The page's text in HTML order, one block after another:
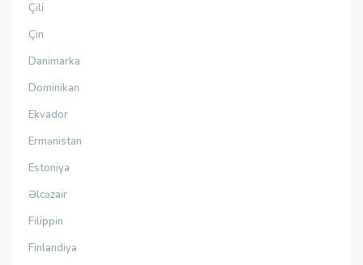
Çili
Çin
Danimarka
Dominikan
Ekvador
Ermənistan
Estoniya
Əlcəzair
Filippin
Finlandiya